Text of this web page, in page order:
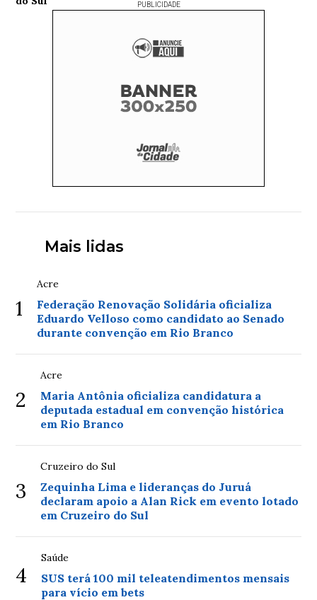
PUBLICIDADE
Mais lidas
1
Acre
Federação Renovação Solidária oficializa
Eduardo Velloso como candidato ao Senado
durante convenção em Rio Branco
2
Acre
Maria Antônia oficializa candidatura a
deputada estadual em convenção histórica
em Rio Branco
3
Cruzeiro do Sul
Zequinha Lima e lideranças do Juruá
declaram apoio a Alan Rick em evento lotado
em Cruzeiro do Sul
4
Saúde
SUS terá 100 mil teleatendimentos mensais
para vício em bets